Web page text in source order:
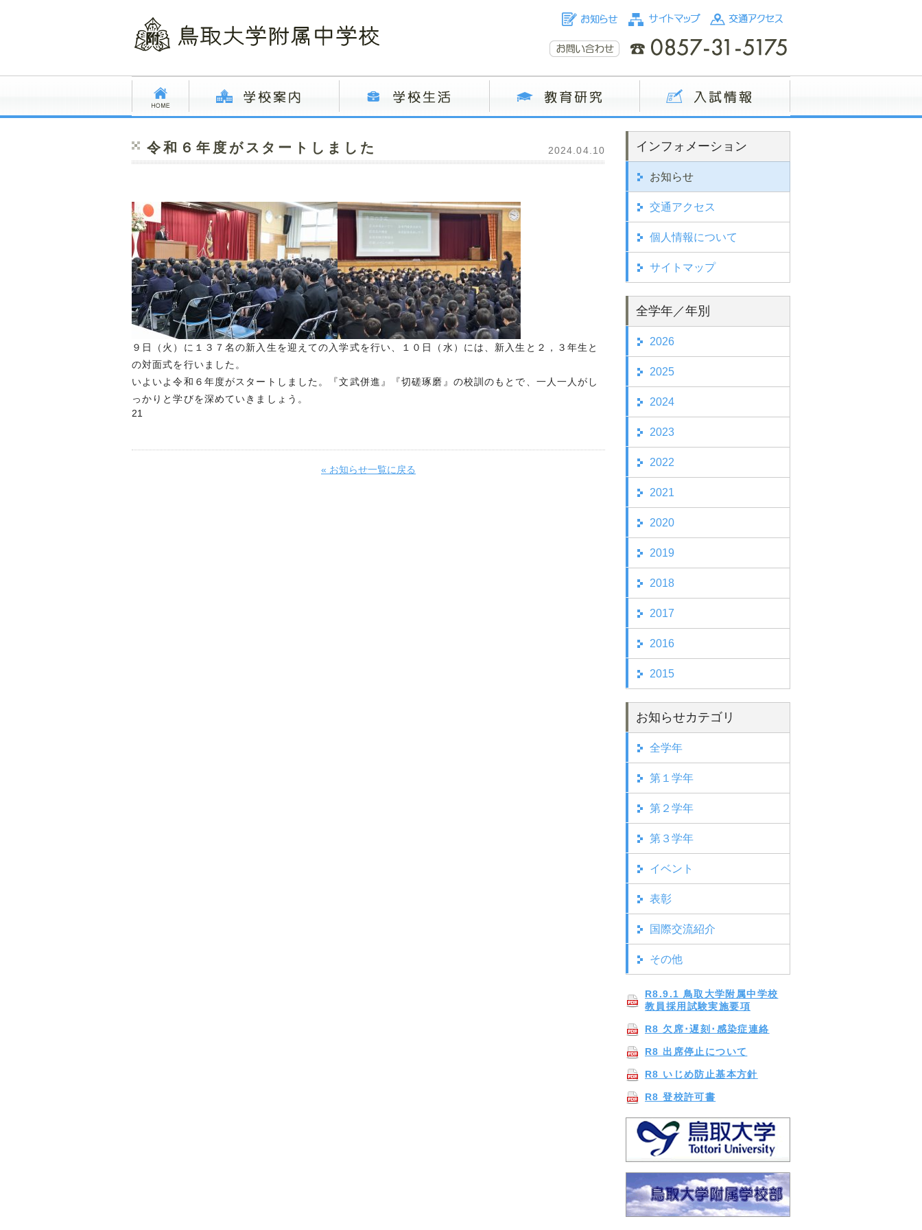
インフォメーション
お知らせ
交通アクセス
個人情報について
サイトマップ
全学年／年別
2026
2025
2024
2023
2022
2021
2020
2019
2018
2017
2016
2015
お知らせカテゴリ
全学年
第１学年
第２学年
第３学年
イベント
表彰
国際交流紹介
その他
R8.9.1 鳥取大学附属中学校
教員採用試験実施要項
R8 欠席･遅刻･感染症連絡
R8 出席停止について
R8 いじめ防止基本方針
R8 登校許可書
令和６年度がスタートしました 2024.04.10
９日（火）に１３７名の新入生を迎えての入学式を行い、１０日（水）には、新入生と２，３年生と
の対面式を行いました。
いよいよ令和６年度がスタートしました。『文武併進』『切磋琢磨』の校訓のもとで、一人一人がし
っかりと学びを深めていきましょう。
21
« お知らせ一覧に戻る